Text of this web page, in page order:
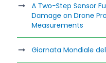
A Two-Step Sensor
Damage on Drone
Measurements
Giornata Mondiale